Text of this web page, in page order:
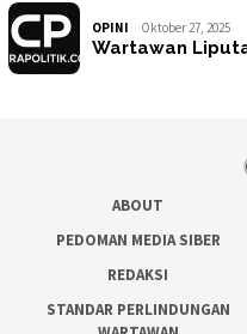
OPINI Oktober 27, 2025
Wartawan
ABOUT
PEDOMAN MEDIA SIBER
REDAKSI
STANDAR PERLINDUNGAN